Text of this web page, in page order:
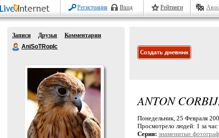
Регистрация Вход Рейтинги
Записи Друзья
Комментарии
AniSoTRopIc
ANTON
Понедельник, 25 Февраля
Просмотрело людей: 1 за
Серия: знаменитые